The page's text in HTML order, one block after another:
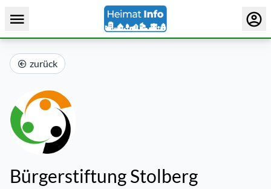
zurück
Bürgerstiftung Stolberg